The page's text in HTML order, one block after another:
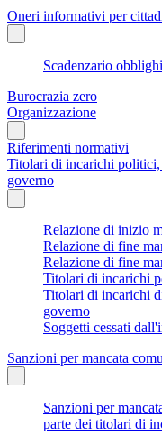
Oneri informativi per
Scadenzario
Burocrazia zero
Organizzazione
Riferimenti normativi
Titolari di incarichi
governo
Relazione di inizio
Relazione di fine
Relazione di fine
Titolari di incarichi
Titolari di incarichi
governo
Soggetti cessati
Sanzioni per mancata
Sanzioni per
parte dei titolari di